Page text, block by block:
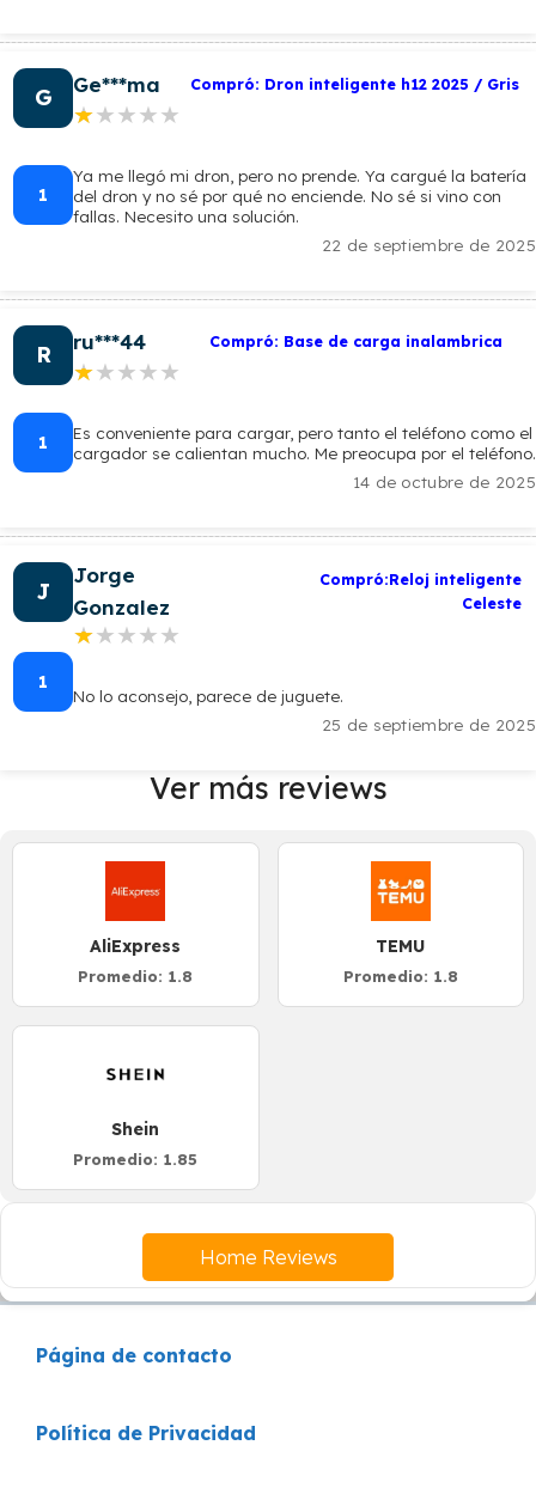
G
1
Ge***ma Compró: Dron inteligente h12 2025 / Gris
★★★★★
★★★★★
Ya me llegó mi dron, pero no prende. Ya cargué la batería
del dron y no sé por qué no enciende. No sé si vino con
fallas. Necesito una solución.
22 de septiembre de 2025
R
1
ru***44 Compró: Base de carga inalambrica
★★★★★
★★★★★
Es conveniente para cargar, pero tanto el teléfono como el
cargador se calientan mucho. Me preocupa por el teléfono.
14 de octubre de 2025
J
1
Jorge
Gonzalez
Compró:Reloj inteligente
Celeste
★★★★★
★★★★★
No lo aconsejo, parece de juguete.
25 de septiembre de 2025
Ver más reviews
AliExpress
Promedio: 1.8
TEMU
Promedio: 1.8
Shein
Promedio: 1.85
Home Reviews
Página de contacto
Política de Privacidad